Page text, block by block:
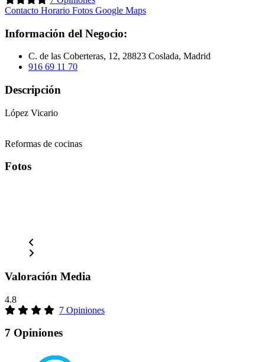
Contacto Horario Fotos Google Maps
Información del Negocio:
C. de las Coberteras, 12, 28823 Coslada, Madrid
916 69 11 70
Descripción
López Vicario
Reformas de cocinas
Fotos
Valoración Media
4.8
7 Opiniones
7 Opiniones